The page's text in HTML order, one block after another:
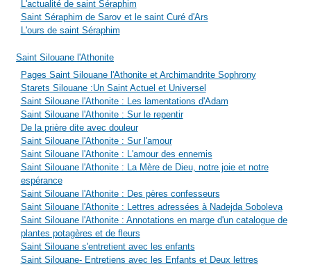
L'actualité de saint Séraphim
Saint Séraphim de Sarov et le saint Curé d'Ars
L'ours de saint Séraphim
Saint Silouane l'Athonite
Pages Saint Silouane l'Athonite et Archimandrite Sophrony
Starets Silouane :Un Saint Actuel et Universel
Saint Silouane l'Athonite : Les lamentations d'Adam
Saint Silouane l'Athonite : Sur le repentir
De la prière dite avec douleur
Saint Silouane l'Athonite : Sur l'amour
Saint Silouane l'Athonite : L'amour des ennemis
Saint Silouane l'Athonite : La Mère de Dieu, notre joie et notre
espérance
Saint Silouane l'Athonite : Des pères confesseurs
Saint Silouane l'Athonite : Lettres adressées à Nadejda Soboleva
Saint Silouane l'Athonite : Annotations en marge d'un catalogue de
plantes potagères et de fleurs
Saint Silouane s'entretient avec les enfants
Saint Silouane- Entretiens avec les Enfants et Deux lettres